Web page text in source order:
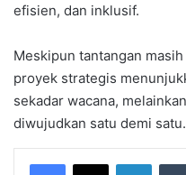
efisien, dan inklusif.
Meskipun tantangan
proyek strategis
sekadar wacana,
diwujudkan satu demi